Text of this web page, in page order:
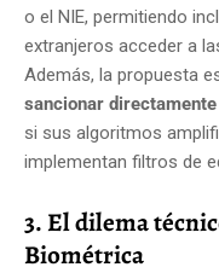
o el NIE, permitiendo
extranjeros acceder a
Además, la propuesta
sancionar
si sus algoritmos
implementan filtros de
3. El dilema
Biométrica